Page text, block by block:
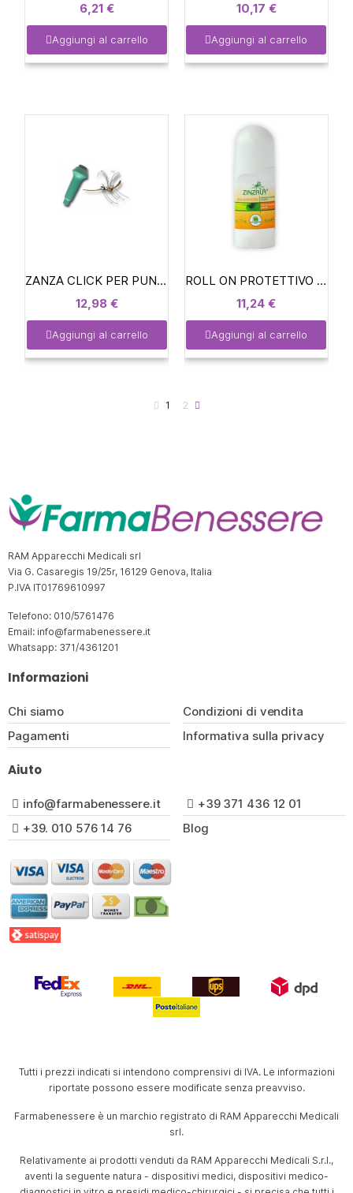
6,21 €
Aggiungi al carrello
10,17 €
Aggiungi al carrello
ZANZA CLICK PER PUNTURE DI INSETTI (ECO CLICK)
12,98 €
Aggiungi al carrello
ROLL ON PROTETTIVO ZINZALA' Agrumeto Antizanzare
11,24 €
Aggiungi al carrello
1 2
RAM Apparecchi Medicali srl
Via G. Casaregis 19/25r, 16129 Genova, Italia
P.IVA IT01769610997
Telefono: 010/5761476
Email: info@farmabenessere.it
Whatsapp: 371/4361201
Informazioni
Chi siamo
Pagamenti
Condizioni di vendita
Informativa sulla privacy
Aiuto
info@farmabenessere.it
+39. 010 576 14 76
+39 371 436 12 01
Blog
Tutti i prezzi indicati si intendono comprensivi di IVA. Le informazioni
riportate possono essere modificate senza preavviso.
Farmabenessere è un marchio registrato di RAM Apparecchi Medicali
srl.
Relativamente ai prodotti venduti da RAM Apparecchi Medicali S.r.l.,
aventi la seguente natura - dispositivi medici, dispositivi medico-